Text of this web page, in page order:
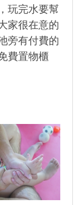
玩完水要幫
家很在意的
旁有付費的
費置物櫃